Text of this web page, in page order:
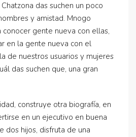
das suchen un poco
y amistad. Mnogo
gente nueva con ellas,
en la gente nueva con el
de nuestros usuarios y mujeres
das suchen que, una gran
construye otra biografía, en
en un ejecutivo en buena
dos hijos, disfruta de una